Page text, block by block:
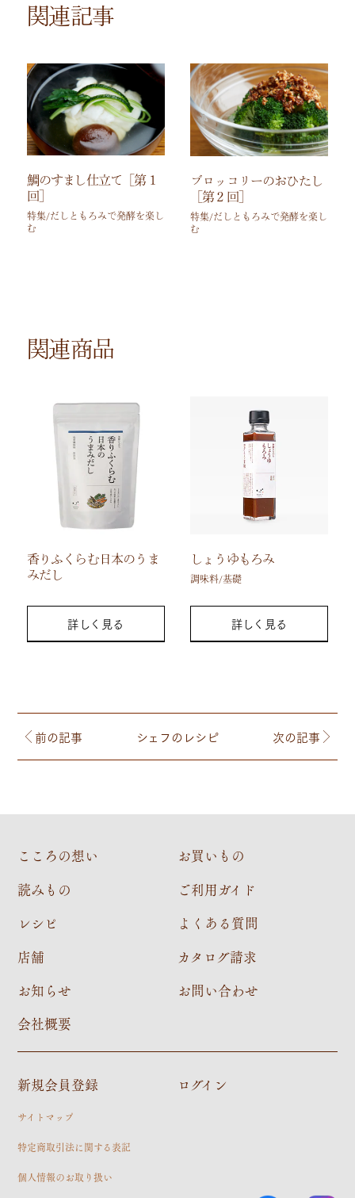
関連記事
鯛のすまし仕立て［第１
回］
特集/だしともろみで発酵を楽し
む
ブロッコリーのおひたし
［第２回］
特集/だしともろみで発酵を楽し
む
関連商品
香りふくらむ日本のうま
みだし
詳しく見る
しょうゆもろみ
調味料/基礎
詳しく見る
前の記事 シェフのレシピ 次の記事
こころの想い
読みもの
レシピ
店舗
お知らせ
会社概要
お買いもの
ご利用ガイド
よくある質問
カタログ請求
お問い合わせ
新規会員登録 ログイン
サイトマップ
特定商取引法に関する表記
個人情報のお取り扱い